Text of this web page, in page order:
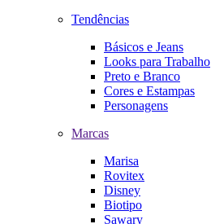
Tendências
Básicos e Jeans
Looks para Trabalho
Preto e Branco
Cores e Estampas
Personagens
Marcas
Marisa
Rovitex
Disney
Biotipo
Sawary